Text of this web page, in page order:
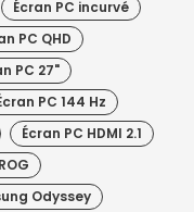
Écran PC incurvé
PC QHD
PC 27"
PC 144 Hz
Écran PC HDMI 2.1
Odyssey